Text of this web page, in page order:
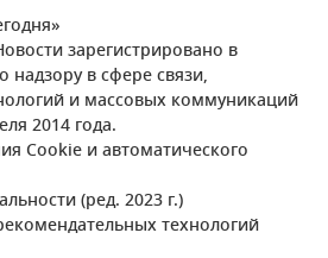
зарегистрировано в
надзору в сфере связи,
и массовых коммуникаций
2014 года.
Cookie и автоматического
(ред. 2023 г.)
технологий